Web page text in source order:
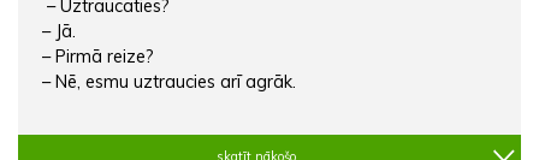
– Uztraucaties?
– Jā.
– Pirmā reize?
– Nē, esmu uztraucies arī agrāk.
skatīt nākošo